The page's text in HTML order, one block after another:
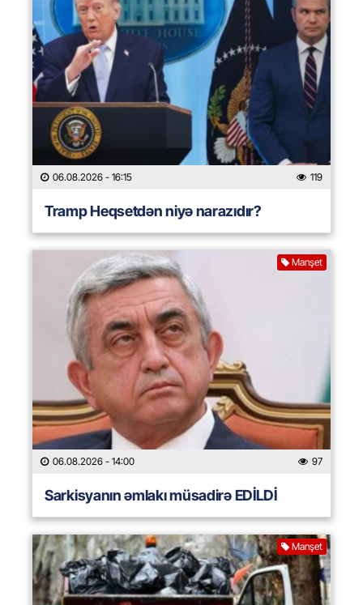
06.08.2026 - 16:15 119
Tramp Heqsetdən niyə narazıdır?
Manşet
06.08.2026 - 14:00 97
Sarkisyanın əmlakı müsadirə EDİLDİ
Manşet